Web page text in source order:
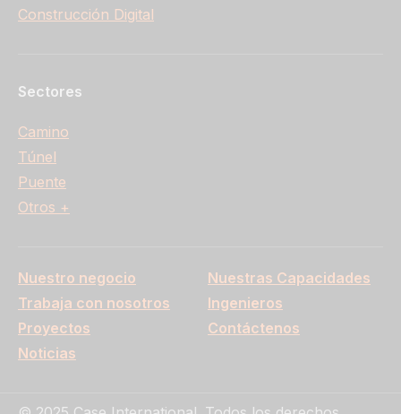
Construcción Digital
Sectores
Camino
Túnel
Puente
Otros +
Nuestro negocio
Trabaja con nosotros
Proyectos
Noticias
Nuestras Capacidades
Ingenieros
Contáctenos